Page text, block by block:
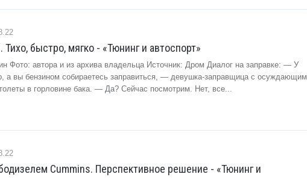
Тихо, быстро, мягко - «Тюнинг и автоспорт»
Фото: автора и из архива владельца Источник: Дром Диалог на заправке: — У
а вы бензином собираетесь заправиться, — девушка-заправщица с осуждающим
в горловине бака. — Да? Сейчас посмотрим. Нет, все...
Cummins. Перспективное решение - «Тюнинг и